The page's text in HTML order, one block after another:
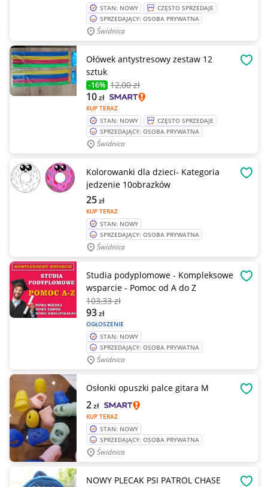
STAN: NOWY
CZĘSTO SPRZEDAJE
SPRZEDAJĄCY: OSOBA PRYWATNA
Świdnica
Ołówek antystresowy zestaw 12
sztuk
-16% 12,00 zł
KUP TERAZ
10zł
STAN: NOWY
CZĘSTO SPRZEDAJE
SPRZEDAJĄCY: OSOBA PRYWATNA
Świdnica
Kolorowanki dla dzieci- Kategoria
jedzenie 10obrazków
KUP TERAZ
25zł
STAN: NOWY
SPRZEDAJĄCY: OSOBA PRYWATNA
Świdnica
Studia podyplomowe - Kompleksowe
wsparcie - Pomoc od A do Z
103,33 zł
OGŁOSZENIE
93zł
STAN: NOWY
SPRZEDAJĄCY: OSOBA PRYWATNA
Świdnica
Osłonki opuszki palce gitara M
KUP TERAZ
2zł
STAN: NOWY
SPRZEDAJĄCY: OSOBA PRYWATNA
Świdnica
NOWY PLECAK PSI PATROL CHASE